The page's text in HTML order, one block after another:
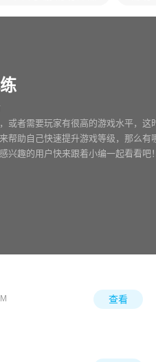
或者需要玩家有很高的游戏水平，这
帮助自己快速提升游戏等级，那么有
兴趣的用户快来跟着小编一起看看吧！
查看